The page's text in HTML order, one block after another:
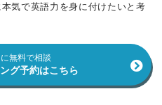
気で英語力を身に付けたいと考
無料で相談
グ予約はこちら